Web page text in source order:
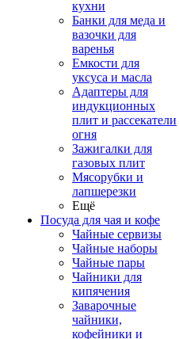
кухни
Банки для меда и
вазочки для
варенья
Емкости для
уксуса и масла
Адаптеры для
индукционных
плит и рассекатели
огня
Зажигалки для
газовых плит
Мясорубки и
лапшерезки
Ещё
Посуда для чая и кофе
Чайные сервизы
Чайные наборы
Чайные пары
Чайники для
кипячения
Заварочные
чайники,
кофейники и